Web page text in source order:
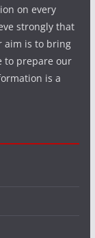
on every
strongly that
aim is to bring
to prepare our
is a